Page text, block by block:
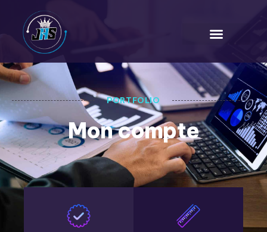
PORTFOLIO
Mon compte